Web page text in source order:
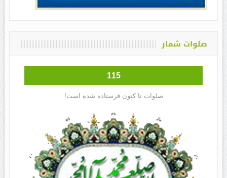
صلوات شمار
115
صلوات تا کنون فرستاده شده است!